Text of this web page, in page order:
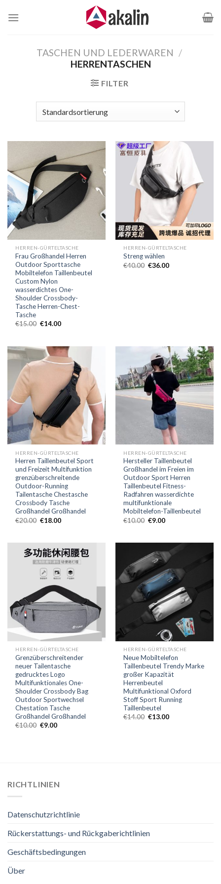
Inhalt
TASCHEN UND LEDERWAREN /
HERRENTASCHEN
FILTER
HERREN-GÜRTELTASCHE
Frau Großhandel Herren
Outdoor Sporttasche
Mobiltelefon Taillenbeutel
Custom Nylon
wasserdichtes One-
Shoulder Crossbody-
Tasche Herren-Chest-
Tasche
€15.00 €14.00
HERREN-GÜRTELTASCHE
Streng wählen
€40.00 €36.00
HERREN-GÜRTELTASCHE
Herren Taillenbeutel Sport
und Freizeit Multifunktion
grenzüberschreitende
Outdoor-Running
Tailentasche Chestasche
Crossbody Tasche
Großhandel Großhandel
€20.00 €18.00
HERREN-GÜRTELTASCHE
Hersteller Taillenbeutel
Großhandel im Freien im
Outdoor Sport Herren
Taillenbeutel Fitness-
Radfahren wasserdichte
multifunktionale
Mobiltelefon-Taillenbeutel
€10.00 €9.00
HERREN-GÜRTELTASCHE
Grenzüberschreitender
neuer Tailentasche
gedrucktes Logo
Multifunktionales One-
Shoulder Crossbody Bag
Outdoor Sportwechsel
Chestation Tasche
Großhandel Großhandel
€10.00 €9.00
HERREN-GÜRTELTASCHE
Neue Mobiltelefon
Taillenbeutel Trendy Marke
großer Kapazität
Herrenbeutel
Multifunktional Oxford
Stoff Sport Running
Taillenbeutel
€14.00 €13.00
RICHTLINIEN
Datenschutzrichtlinie
Rückerstattungs- und Rückgaberichtlinien
Geschäftsbedingungen
Über